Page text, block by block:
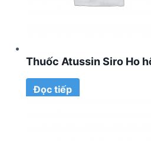
Thuốc Atussin Siro Ho
Đọc tiếp